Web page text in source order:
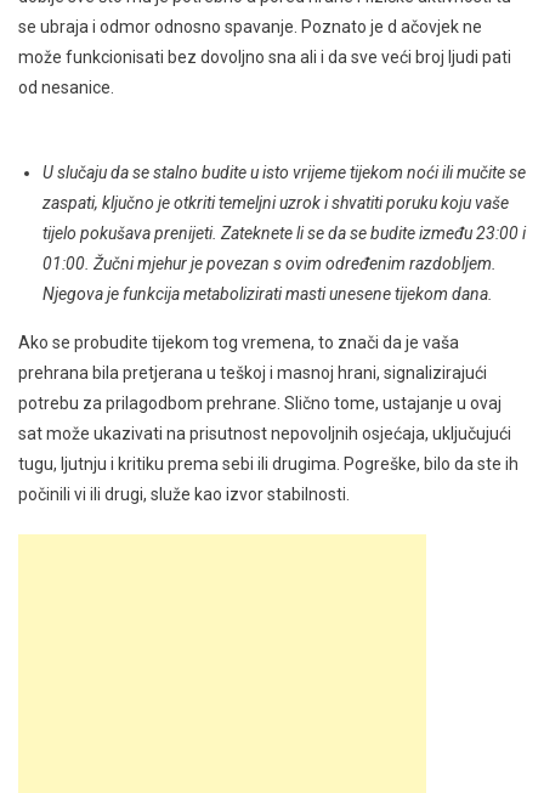
se ubraja i odmor odnosno spavanje. Poznato je d ačovjek ne
može funkcionisati bez dovoljno sna ali i da sve veći broj ljudi pati
od nesanice.
U slučaju da se stalno budite u isto vrijeme tijekom noći ili mučite se
zaspati, ključno je otkriti temeljni uzrok i shvatiti poruku koju vaše
tijelo pokušava prenijeti. Zateknete li se da se budite između 23:00 i
01:00. Žučni mjehur je povezan s ovim određenim razdobljem.
Njegova je funkcija metabolizirati masti unesene tijekom dana.
Ako se probudite tijekom tog vremena, to znači da je vaša
prehrana bila pretjerana u teškoj i masnoj hrani, signalizirajući
potrebu za prilagodbom prehrane. Slično tome, ustajanje u ovaj
sat može ukazivati ​​na prisutnost nepovoljnih osjećaja, uključujući
tugu, ljutnju i kritiku prema sebi ili drugima. Pogreške, bilo da ste ih
počinili vi ili drugi, služe kao izvor stabilnosti.